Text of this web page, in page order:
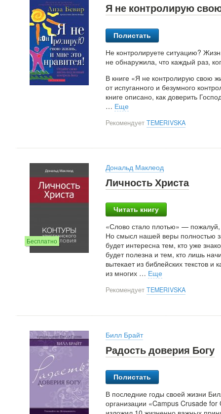
Я не контролирую
Полистать
Не контролируете ситуацию?
не обнаружила, что каждый раз,
В книге «Я не контролирую свою
от испуганного и безумного
книге описано, как доверить
… Еще
Рекомендует TEMERIVSKA
Бесплатно
Дональд Маклеод
Личность Христа
Читать книгу
«Слово стало плотью» —
Но смысл нашей веры полностью
будет интересна тем, кто уже
будет полезна и тем, кто лишь
вытекает из библейских текстов
из многих … Еще
Рекомендует TEMERIVSKA
Билл Брайт
Радость доверия Богу
Полистать
В последние годы своей жизни
организации «Campus Crusade